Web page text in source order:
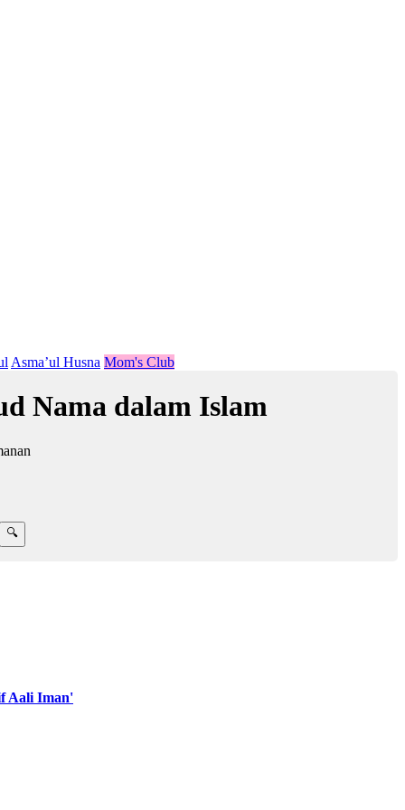
Asma’ul Husna Mom's Club
Nama dalam Islam
Aali Iman'